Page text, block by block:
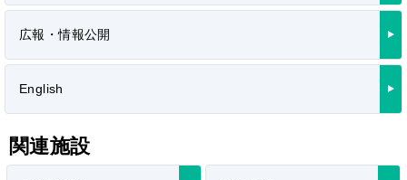
広報・情報公開
English
関連施設